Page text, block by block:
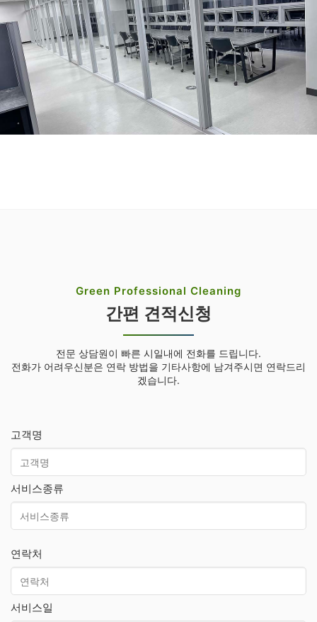
Green Professional Cleaning
간편 견적신청
전문 상담원이 빠른 시일내에 전화를 드립니다.
전화가 어려우신분은 연락 방법을 기타사항에 남겨주시면 연락드리
겠습니다.
고객명
서비스종류
연락처
서비스일